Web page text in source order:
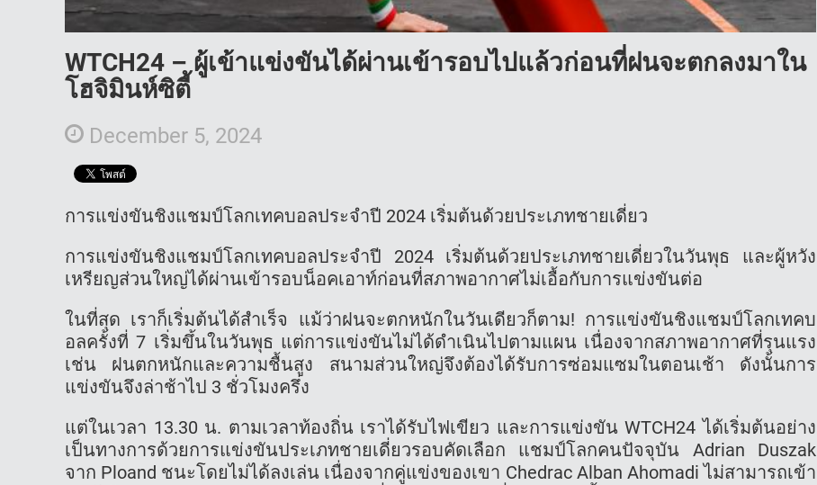
WTCH24 – ผู้เข้าแข่งขันได้ผ่านเข้ารอบไปแล้วก่อนที่ฝนจะตกลงมาใน
โฮจิมินห์ซิตี้
December 5, 2024
การแข่งขันชิงแชมป์โลกเทคบอลประจำปี 2024 เริ่มต้นด้วยประเภทชายเดี่ยว
การแข่งขันชิงแชมป์โลกเทคบอลประจำปี 2024 เริ่มต้นด้วยประเภทชายเดี่ยวในวันพุธ และผู้หวัง
เหรียญส่วนใหญ่ได้ผ่านเข้ารอบน็อคเอาท์ก่อนที่สภาพอากาศไม่เอื้อกับการแข่งขันต่อ
ในที่สุด เราก็เริ่มต้นได้สำเร็จ แม้ว่าฝนจะตกหนักในวันเดียวก็ตาม! การแข่งขันชิงแชมป์โลกเทคบ
อลครั้งที่ 7 เริ่มขึ้นในวันพุธ แต่การแข่งขันไม่ได้ดำเนินไปตามแผน เนื่องจากสภาพอากาศที่รุนแรง
เช่น ฝนตกหนักและความชื้นสูง สนามส่วนใหญ่จึงต้องได้รับการซ่อมแซมในตอนเช้า ดังนั้นการ
แข่งขันจึงล่าช้าไป 3 ชั่วโมงครึ่ง
แต่ในเวลา 13.30 น. ตามเวลาท้องถิ่น เราได้รับไฟเขียว และการแข่งขัน WTCH24 ได้เริ่มต้นอย่าง
เป็นทางการด้วยการแข่งขันประเภทชายเดี่ยวรอบคัดเลือก แชมป์โลกคนปัจจุบัน Adrian Duszak
จาก Ploand ชนะโดยไม่ได้ลงเล่น เนื่องจากคู่แข่งของเขา Chedrac Alban Ahomadi ไม่สามารถเข้า